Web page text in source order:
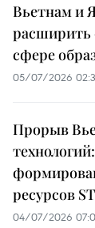
Вьетнам и
расширить
сфере
05/07/2026
Прорыв
ресурсов
04/07/2026